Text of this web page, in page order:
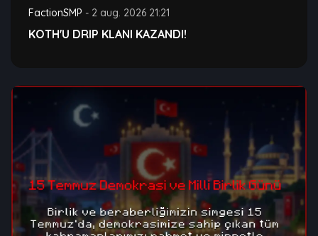
FactionSMP - 2 aug. 2026 21:21
KOTH'U DRIP KLANI KAZANDI!